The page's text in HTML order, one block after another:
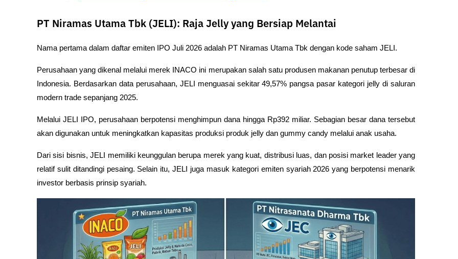
PT Niramas Utama Tbk (JELI): Raja Jelly yang Bersiap Melantai
Nama pertama dalam daftar emiten IPO Juli 2026 adalah PT Niramas Utama Tbk dengan kode saham JELI.
Perusahaan yang dikenal melalui merek INACO ini merupakan salah satu produsen makanan penutup terbesar di
Indonesia. Berdasarkan data perusahaan, JELI menguasai sekitar 49,57% pangsa pasar kategori jelly di saluran
modern trade sepanjang 2025.
Melalui JELI IPO, perusahaan berpotensi menghimpun dana hingga Rp392 miliar. Sebagian besar dana tersebut
akan digunakan untuk meningkatkan kapasitas produksi produk jelly dan gummy candy melalui anak usaha.
Dari sisi bisnis, JELI memiliki keunggulan berupa merek yang kuat, distribusi luas, dan posisi market leader yang
relatif sulit ditandingi pesaing. Selain itu, JELI juga masuk kategori emiten syariah 2026 yang berpotensi menarik
investor berbasis prinsip syariah.